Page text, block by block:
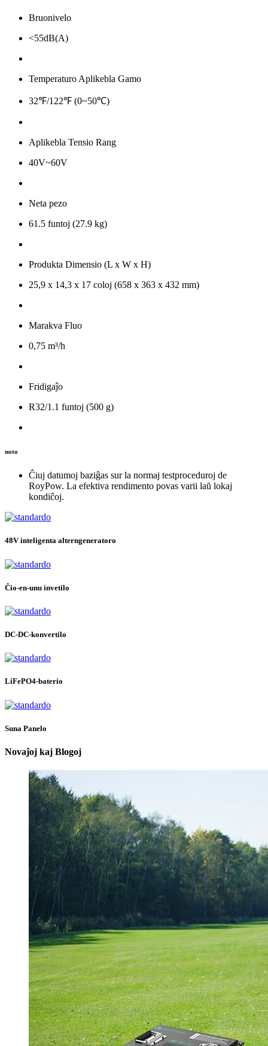
Bruonivelo
<55dB(A)
Temperaturo Aplikebla Gamo
32℉/122℉ (0~50℃)
Aplikebla Tensio Rang
40V~60V
Neta pezo
61.5 funtoj (27.9 kg)
Produkta Dimensio (L x W x H)
25,9 x 14,3 x 17 coloj (658 x 363 x 432 mm)
Marakva Fluo
0,75 m³/h
Fridigaĵo
R32/1.1 funtoj (500 g)
noto
Ĉiuj datumoj baziĝas sur la normaj testproceduroj de
RoyPow. La efektiva rendimento povas varii laŭ lokaj
kondiĉoj.
48V inteligenta alterngeneratoro
Ĉio-en-unu invetilo
DC-DC-konvertilo
LiFePO4-baterio
Suna Panelo
Novaĵoj kaj Blogoj